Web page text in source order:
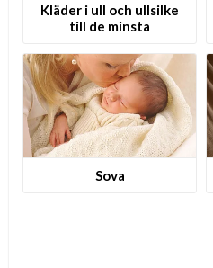
Kläder i ull och ullsilke
till de minsta
Sova